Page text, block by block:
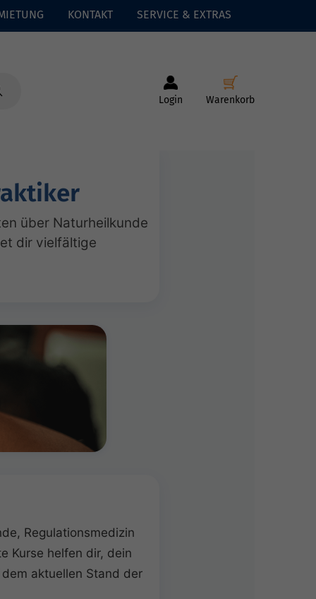
KONTAKT SERVICE & EXTRAS
Login Warenkorb
über Naturheilkunde
dir vielfältige
Regulationsmedizin
Kurse helfen dir, dein
aktuellen Stand der